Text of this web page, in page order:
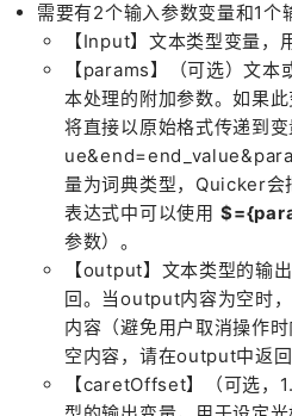
需要有2个输入参数变量和1个
【Input】文本类型变量，
【params】（可选）文
本处理的附加参数。如果
将直接以原始格式传递到
量为词典类型，Quicker会
表达式中可以使用
参数）。
【output】文本类型的输
回。当output内容为空时
内容（避免用户取消操作
空内容，请在output中返
【caretOffset】（可选，